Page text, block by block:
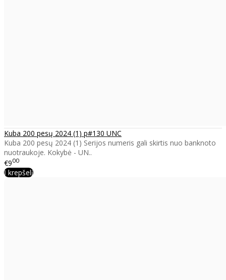
Kuba 200 pesų 2024 (1) p#130 UNC
Kuba 200 pesų 2024 (1) Serijos numeris gali skirtis nuo banknoto
nuotraukoje. Kokybė - UN..
€900
Į krepšelį